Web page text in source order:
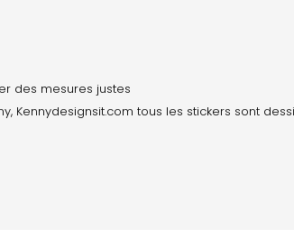
des mesures justes
tous les stickers sont